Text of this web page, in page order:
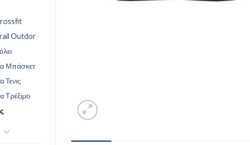
Outdor
Μπάσκετ
Τενις
Τρέξιμο